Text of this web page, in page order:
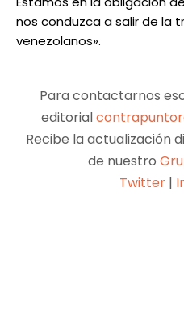
nos conduzca a salir de la
venezolanos».
Para contactarnos
editorial
Recibe la actualización
de nuestro
Twitter |